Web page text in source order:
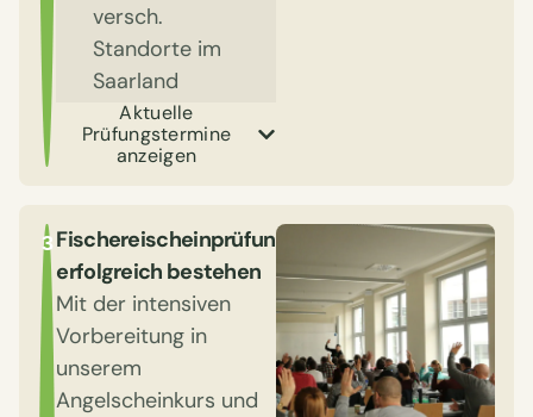
versch.
Standorte im
Saarland
Aktuelle
Prüfungstermine
anzeigen
3 Fischereischeinprüfung
erfolgreich bestehen
Mit der intensiven
Vorbereitung in
unserem
Angelscheinkurs und